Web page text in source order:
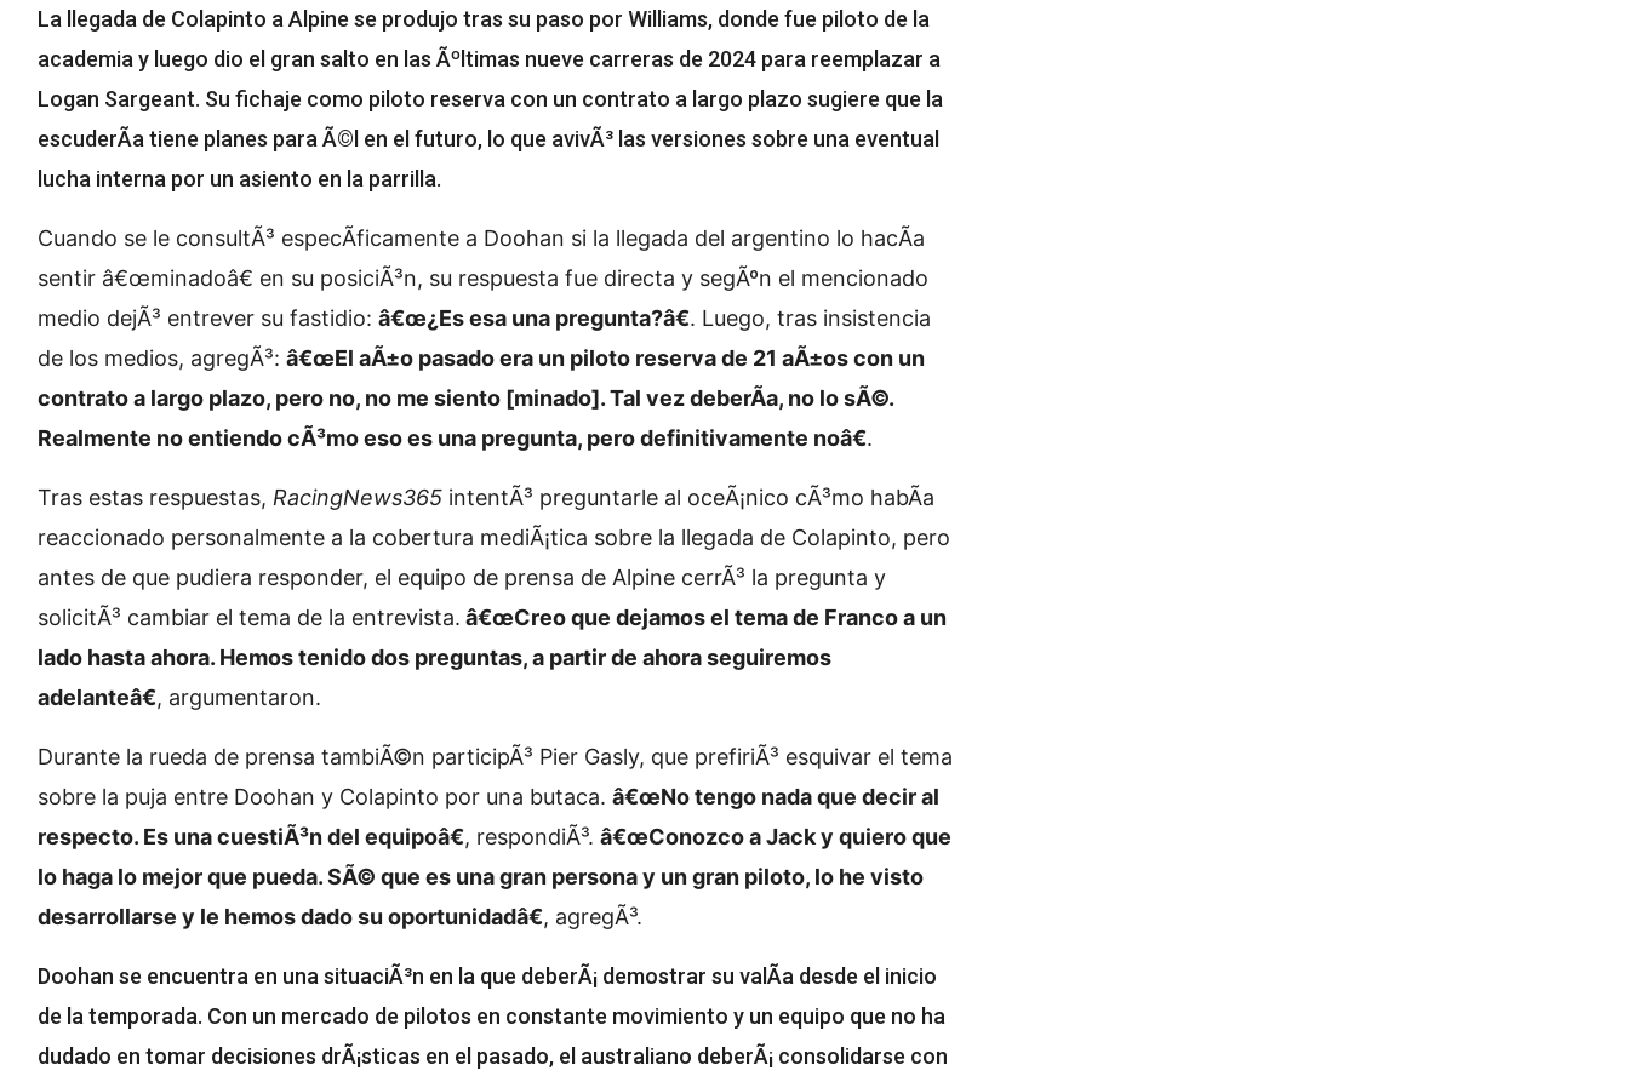
La llegada de Colapinto a Alpine se produjo tras su paso por Williams, donde fue piloto de la
academia y luego dio el gran salto en las Ãºltimas nueve carreras de 2024 para reemplazar a
Logan Sargeant. Su fichaje como piloto reserva con un contrato a largo plazo sugiere que la
escuderÃ­a tiene planes para Ã©l en el futuro, lo que avivÃ³ las versiones sobre una eventual
lucha interna por un asiento en la parrilla.
Cuando se le consultÃ³ especÃ­ficamente a Doohan si la llegada del argentino lo hacÃ­a
sentir â€œminadoâ€ en su posiciÃ³n, su respuesta fue directa y segÃºn el mencionado
medio dejÃ³ entrever su fastidio: â€œ¿Es esa una pregunta?â€. Luego, tras insistencia
de los medios, agregÃ³: â€œEl aÃ±o pasado era un piloto reserva de 21 aÃ±os con un
contrato a largo plazo, pero no, no me siento [minado]. Tal vez deberÃ­a, no lo sÃ©.
Realmente no entiendo cÃ³mo eso es una pregunta, pero definitivamente noâ€.
Tras estas respuestas, RacingNews365 intentÃ³ preguntarle al oceÃ¡nico cÃ³mo habÃ­a
reaccionado personalmente a la cobertura mediÃ¡tica sobre la llegada de Colapinto, pero
antes de que pudiera responder, el equipo de prensa de Alpine cerrÃ³ la pregunta y
solicitÃ³ cambiar el tema de la entrevista. â€œCreo que dejamos el tema de Franco a un
lado hasta ahora. Hemos tenido dos preguntas, a partir de ahora seguiremos
adelanteâ€, argumentaron.
Durante la rueda de prensa tambiÃ©n participÃ³ Pier Gasly, que prefiriÃ³ esquivar el tema
sobre la puja entre Doohan y Colapinto por una butaca. â€œNo tengo nada que decir al
respecto. Es una cuestiÃ³n del equipoâ€, respondiÃ³. â€œConozco a Jack y quiero que
lo haga lo mejor que pueda. SÃ© que es una gran persona y un gran piloto, lo he visto
desarrollarse y le hemos dado su oportunidadâ€, agregÃ³.
Doohan se encuentra en una situaciÃ³n en la que deberÃ¡ demostrar su valÃ­a desde el inicio
de la temporada. Con un mercado de pilotos en constante movimiento y un equipo que no ha
dudado en tomar decisiones drÃ¡sticas en el pasado, el australiano deberÃ¡ consolidarse con